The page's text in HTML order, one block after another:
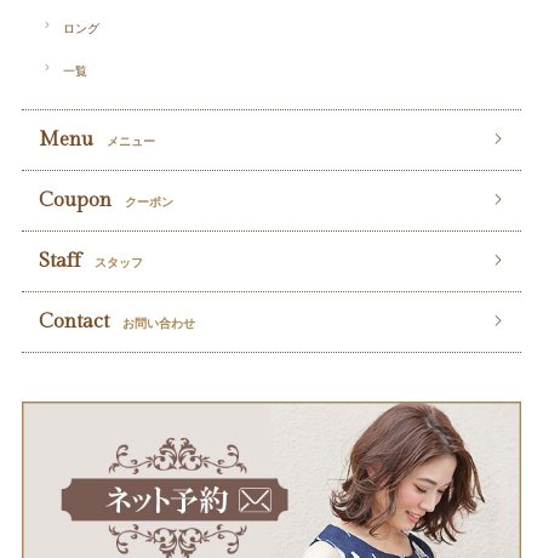
ロング
一覧
Menu メニュー
Coupon クーポン
Staff スタッフ
Contact お問い合わせ